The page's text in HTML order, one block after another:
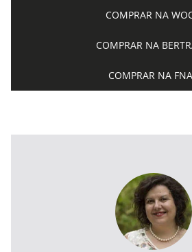
COMPRAR NA
COMPRAR NA
COMPRAR NA